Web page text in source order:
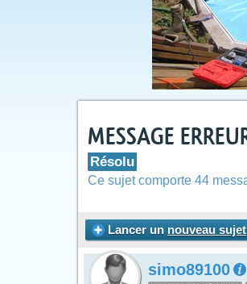
MESSAGE
Résolu
Ce sujet comporte 44
Lancer un nouveau sujet
simo89100